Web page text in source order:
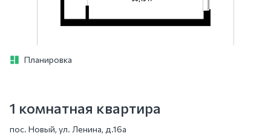
Планировка
1 комнатная квартира
пос. Новый, ул. Ленина, д.16а